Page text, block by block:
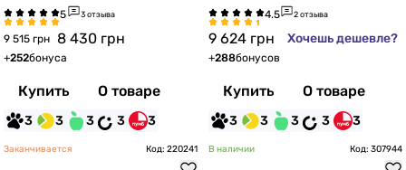
3 отзыва
9 515 грн 8 430 грн
+252бонуса
Купить О товаре
3 3 3 3 3
2 отзыва
9 624 грн Хочешь дешевле?
+288бонусов
Купить О товаре
3 3 3 3 3
Заканчивается Код: 220241 В наличии Код: 307944